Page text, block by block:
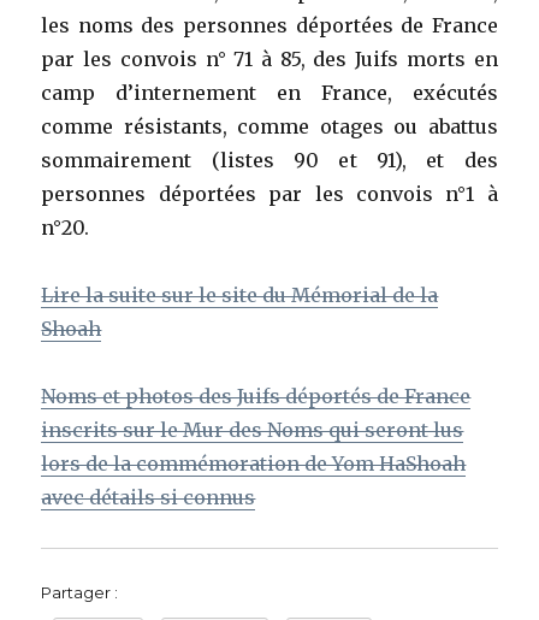
les noms des personnes déportées de France
par les convois n° 71 à 85, des Juifs morts en
camp d’internement en France, exécutés
comme résistants, comme otages ou abattus
sommairement (listes 90 et 91), et des
personnes déportées par les convois n°1 à
n°20.
Lire la suite sur le site du Mémorial de la
Shoah
Noms et photos des Juifs déportés de France
inscrits sur le Mur des Noms qui seront lus
lors de la commémoration de Yom HaShoah
avec détails si connus
Partager :